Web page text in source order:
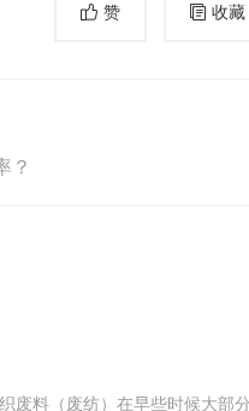
赞 收藏
？
废料（废纺）在早些时候大部